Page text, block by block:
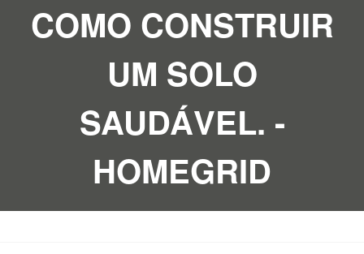
COMO CONSTRUIR
UM SOLO
SAUDÁVEL. -
HOMEGRID